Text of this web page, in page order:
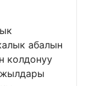
абалын
колдонуу
жылдары